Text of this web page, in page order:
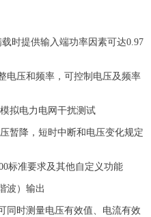
时提供输入端功率因素可达0.97
电压和频率，可控制电压及频率
拟电力电网干扰测试
暂降，短时中断和电压变化规定
标准要求及其他自定义功能
波）输出
同时测量电压有效值、电流有效